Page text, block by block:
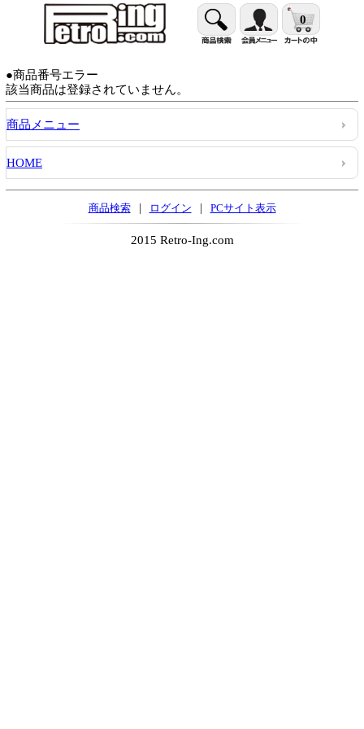
0
●商品番号エラー
該当商品は登録されていません。
商品メニュー
HOME
商品検索 | ログイン | PCサイト表示
2015 Retro-Ing.com